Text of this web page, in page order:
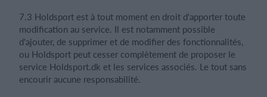
7.3 Holdsport est à tout moment en droit d'apporter toute
modification au service. Il est notamment possible
d'ajouter, de supprimer et de modifier des fonctionnalités,
ou Holdsport peut cesser complètement de proposer le
service Holdsport.dk et les services associés. Le tout sans
encourir aucune responsabilité.